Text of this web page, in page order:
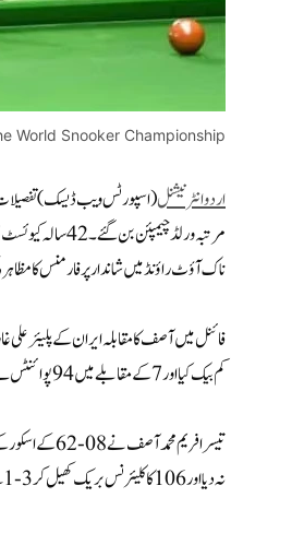
World Snooker Championship
اردو انٹرنیشنل(اسپورٹس ویب ڈیسک)
مرتبہ ورلڈ
ناک آؤٹ راؤنڈ میں شاندار پرفارمنس کا
کم بیک کیا اور 7 کے مقابلے میں 94 پوائنٹس لے کر مقابلہ 1-1 سے برابر کردیا۔
نہ دیا اور 106 کا کلیئرنس بریک کھیل کر 3-1 سے اسکور اپنے حق میں کردیا ، یہ اس ٹورنامنٹ میں آصف کا چھٹا سنچری بریک تھا۔